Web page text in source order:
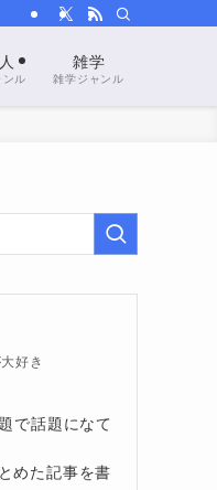
ル
雑学
雑学ジャンル
好き
で話題になて
めた記事を書